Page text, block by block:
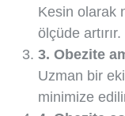
Kesin olarak
ölçüde artırır.
3. Obezite
Uzman bir
minimize